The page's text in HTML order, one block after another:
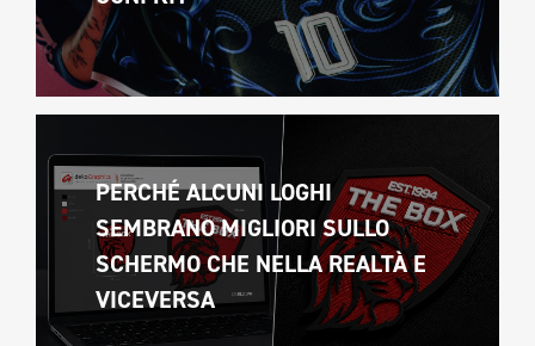
PERCHÉ ALCUNI LOGHI
SEMBRANO MIGLIORI SULLO
SCHERMO CHE NELLA REALTÀ E
VICEVERSA